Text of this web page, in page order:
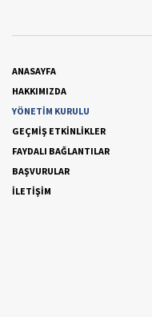
ANASAYFA
HAKKIMIZDA
YÖNETİM KURULU
GEÇMİŞ ETKİNLİKLER
FAYDALI BAĞLANTILAR
BAŞVURULAR
İLETİŞİM